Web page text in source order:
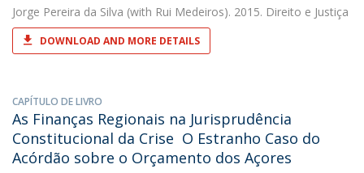
Jorge Pereira da Silva (with Rui Medeiros). 2015. Direito e Justiça
DOWNLOAD AND MORE DETAILS
CAPÍTULO DE LIVRO
As Finanças Regionais na Jurisprudência
Constitucional da Crise  O Estranho Caso do
Acórdão sobre o Orçamento dos Açores